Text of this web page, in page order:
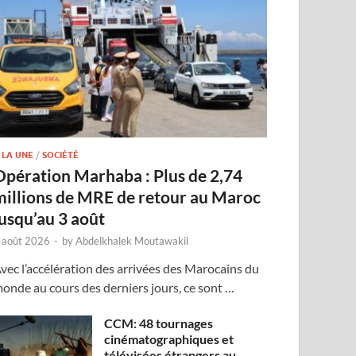
UNE /SOCIÉTÉ
Marhaba : Plus de 2,74
de MRE de retour au Maroc
3 août
2026 - byAbdelkhalek Moutawakil
l’accélération des arrivées des Marocains du
au cours des derniers jours, ce sont …
CCM: 48 tournages
cinématographiques et